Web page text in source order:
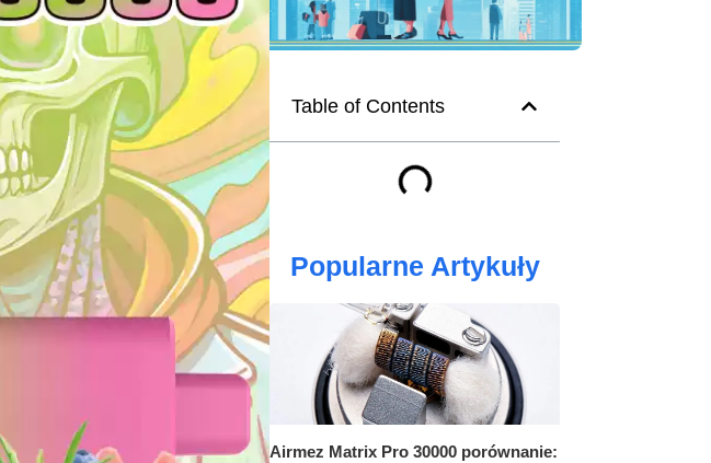
Table of Contents
Popularne Artykuły
Airmez Matrix Pro 30000 porównanie: